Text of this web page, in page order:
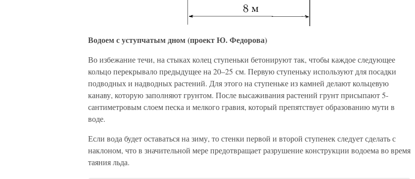
Водоем с уступчатым дном (проект Ю. Федорова)
Во избежание течи, на стыках колец ступеньки бетонируют так, чтобы каждое следующее
кольцо перекрывало предыдущее на 20–25 см. Первую ступеньку используют для посадки
подводных и надводных растений. Для этого на ступеньке из камней делают кольцевую
канаву, которую заполняют грунтом. После высаживания растений грунт присыпают 5-
сантиметровым слоем песка и мелкого гравия, который препятствует образованию мути в
воде.
Если вода будет оставаться на зиму, то стенки первой и второй ступенек следует сделать с
наклоном, что в значительной мере предотвращает разрушение конструкции водоема во время
таяния льда.